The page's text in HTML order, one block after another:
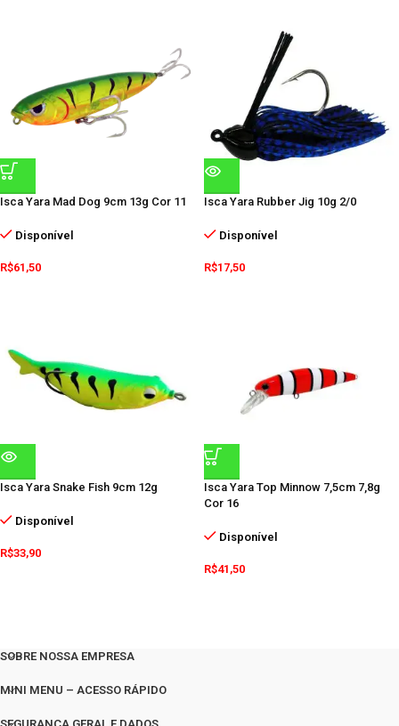
Isca Yara Mad Dog 9cm 13g Cor 11
Disponível
R$61,50
Isca Yara Rubber Jig 10g 2/0
Disponível
R$17,50
Isca Yara Snake Fish 9cm 12g
Disponível
R$33,90
Isca Yara Top Minnow 7,5cm 7,8g
Cor 16
Disponível
R$41,50
SOBRE NOSSA EMPRESA
MINI MENU – ACESSO RÁPIDO